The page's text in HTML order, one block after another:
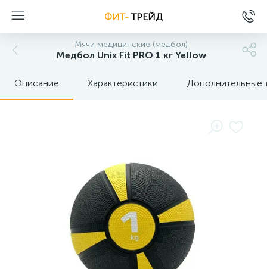
ФИТ-ТРЕЙД
Мячи медицинские (медбол)
Медбол Unix Fit PRO 1 кг Yellow
Описание Характеристики Дополнительные